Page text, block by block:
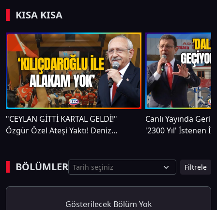
KISA KISA
"CEYLAN GİTTİ KARTAL GELDİ!"
Özgür Özel Ateşi Yaktı! Deniz
Canlı Yayında
'2300 Yıl' İstenen
BÖLÜMLER Filtrele
Gösterilecek Bölüm Yok